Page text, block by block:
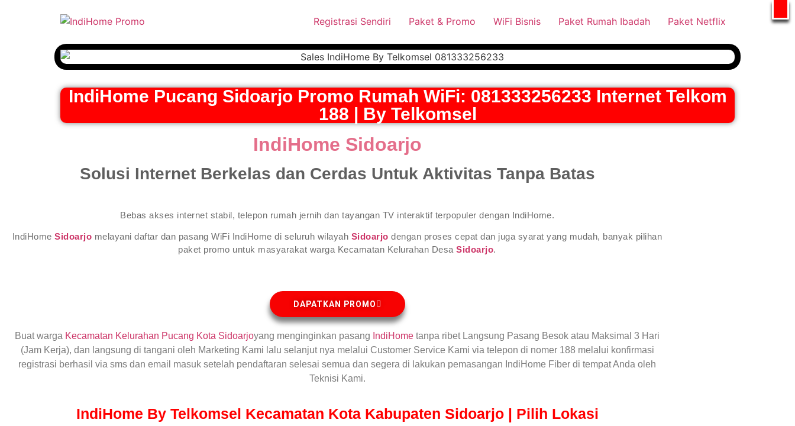
Registrasi Sendiri Paket & Promo WiFi Bisnis Paket Rumah Ibadah Paket Netflix
IndiHome Pucang Sidoarjo Promo Rumah WiFi: 081333256233 Internet Telkom
188 | By Telkomsel
IndiHome Sidoarjo
Solusi Internet Berkelas dan Cerdas Untuk Aktivitas Tanpa Batas
Bebas akses internet stabil, telepon rumah jernih dan tayangan TV interaktif terpopuler dengan IndiHome.
IndiHomeSidoarjo melayani daftar dan pasang WiFi IndiHome di seluruh wilayah Sidoarjo dengan proses cepat dan juga syarat yang mudah, banyak pilihan
paket promo untuk masyarakat warga Kecamatan Kelurahan DesaSidoarjo.
DAPATKAN PROMO
Buat warga Kecamatan Kelurahan Pucang Kota Sidoarjoyang menginginkan pasang IndiHome tanpa ribet Langsung Pasang Besok atau Maksimal 3 Hari
(Jam Kerja), dan langsung di tangani oleh Marketing Kami lalu selanjut nya melalui Customer Service Kami via telepon di nomer 188 melalui konfirmasi
registrasi berhasil via sms dan email masuk setelah pendaftaran selesai semua dan segera di lakukan pemasangan IndiHome Fiber di tempat Anda oleh
Teknisi Kami.
IndiHome By Telkomsel Kecamatan Kota Kabupaten Sidoarjo | Pilih Lokasi